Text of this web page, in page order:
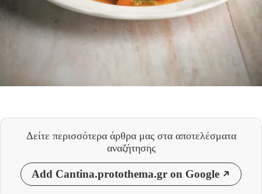
Δείτε περισσότερα άρθρα μας στα αποτελέσματα
αναζήτησης
Add Cantina.protothema.gr on Google